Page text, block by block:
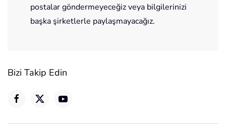
postalar göndermeyeceğiz veya bilgilerinizi
başka şirketlerle paylaşmayacağız.
Bizi Takip Edin